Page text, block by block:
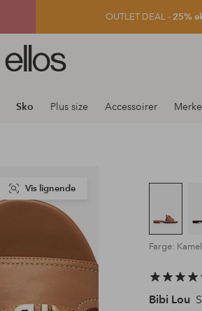
OUTLET DEAL - 25%
Ellos
logo
gåSko Plus size Accessoirer
Vis lignende
Farge:
Bibi Lou